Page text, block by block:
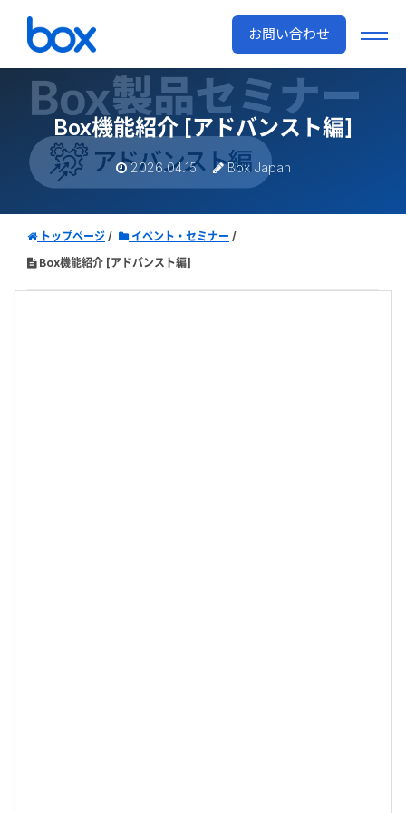
お問い合わせ
Box機能紹介 [アドバンスト編]
2026.04.15 Box Japan
トップページ
イベント・セミナー
Box機能紹介 [アドバンスト編]